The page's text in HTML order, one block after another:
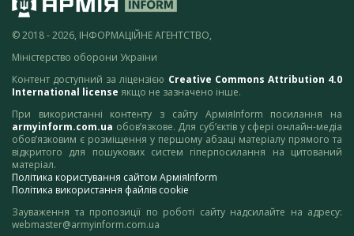
© 2018 - 2026, ІНФОРМАЦІЙНЕ АГЕНТСТВО,
Міністерство оборони України
Контент доступний за ліцензією Creative Commons Attribution 4.0
International license якщо не зазначено інше.
При використанні контенту з сайту АрміяInform посилання на
armyinform.com.ua обов’язкове. Для суб’єктів у сфері онлайн-медіа
обов’язковим є розміщення у першому абзаці матеріалу прямого та
відкритого для пошукових систем гіперпосилання на цитований
матеріал.
Політика користування сайтом АрміяInform
Політика використання файлів cookie
Зауваження та пропозиції по роботі сайту надсилайте на адресу:
webmaster@armyinform.com.ua